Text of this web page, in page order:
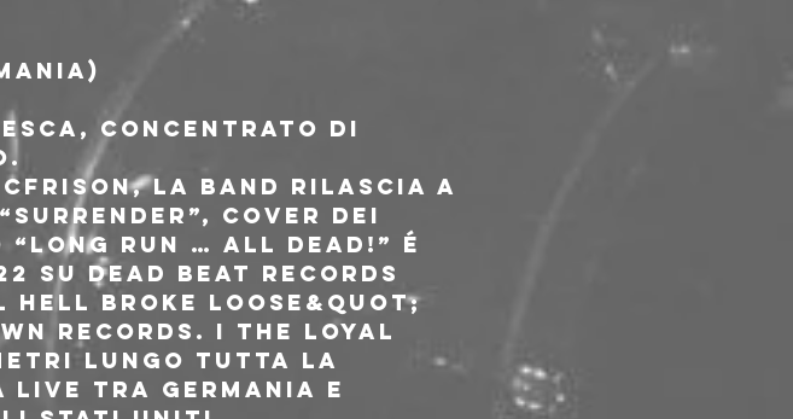
concentrato di
la band rilascia a
cover dei
Run … All Dead!” é
su Dead Beat Records
Hell Broke Loose&quot;
Records. I The Loyal
lungo tutta la
tra Germania e